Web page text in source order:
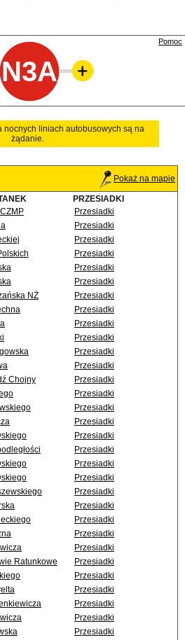
N3A
Pomoc
nocnych liniach autobusowych są na
żądanie.
Pokaż na mapie
PRZESIADKI
Przesiadki
Przesiadki
Przesiadki
Przesiadki
Przesiadki
Przesiadki
NŻ
Przesiadki
Przesiadki
Przesiadki
Przesiadki
Przesiadki
Przesiadki
Chojny
Przesiadki
Przesiadki
Przesiadki
Przesiadki
Przesiadki
Przesiadki
Przesiadki
Przesiadki
Przesiadki
Przesiadki
Przesiadki
Przesiadki
Przesiadki
Ratunkowe
Przesiadki
Przesiadki
Przesiadki
Przesiadki
Przesiadki
Przesiadki